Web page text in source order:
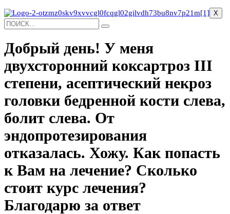
X
Добрый день! У меня
двухсторонний коксартроз III
степени, асептический некроз
головки бедренной кости слева,
болит слева. От
эндопротезирования
отказалась. Хожу. Как попасть
к Вам на лечение? Сколько
стоит курс лечения?
Благодарю за ответ